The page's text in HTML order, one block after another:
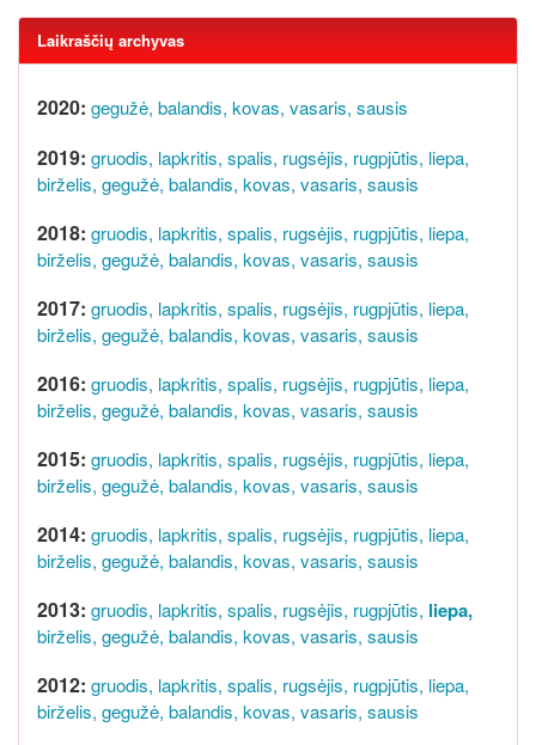
Laikraščių archyvas
2020: gegužė, balandis, kovas, vasaris, sausis
2019: gruodis, lapkritis, spalis, rugsėjis, rugpjūtis, liepa,
birželis, gegužė, balandis, kovas, vasaris, sausis
2018: gruodis, lapkritis, spalis, rugsėjis, rugpjūtis, liepa,
birželis, gegužė, balandis, kovas, vasaris, sausis
2017: gruodis, lapkritis, spalis, rugsėjis, rugpjūtis, liepa,
birželis, gegužė, balandis, kovas, vasaris, sausis
2016: gruodis, lapkritis, spalis, rugsėjis, rugpjūtis, liepa,
birželis, gegužė, balandis, kovas, vasaris, sausis
2015: gruodis, lapkritis, spalis, rugsėjis, rugpjūtis, liepa,
birželis, gegužė, balandis, kovas, vasaris, sausis
2014: gruodis, lapkritis, spalis, rugsėjis, rugpjūtis, liepa,
birželis, gegužė, balandis, kovas, vasaris, sausis
2013: gruodis, lapkritis, spalis, rugsėjis, rugpjūtis, liepa,
birželis, gegužė, balandis, kovas, vasaris, sausis
2012: gruodis, lapkritis, spalis, rugsėjis, rugpjūtis, liepa,
birželis, gegužė, balandis, kovas, vasaris, sausis